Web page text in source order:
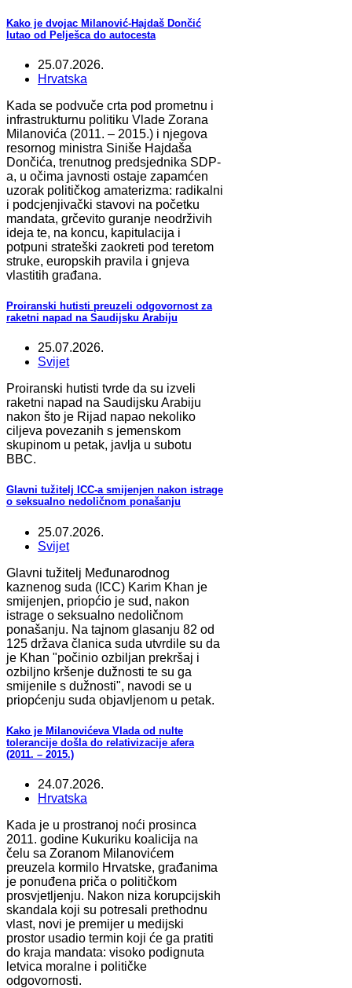
Kako je dvojac Milanović-Hajdaš Dončić
lutao od Pelješca do autocesta
25.07.2026.
Hrvatska
Kada se podvuče crta pod prometnu i
infrastrukturnu politiku Vlade Zorana
Milanovića (2011. – 2015.) i njegova
resornog ministra Siniše Hajdaša
Dončića, trenutnog predsjednika SDP-
a, u očima javnosti ostaje zapamćen
uzorak političkog amaterizma: radikalni
i podcjenjivački stavovi na početku
mandata, grčevito guranje neodrživih
ideja te, na koncu, kapitulacija i
potpuni strateški zaokreti pod teretom
struke, europskih pravila i gnjeva
vlastitih građana.
Proiranski hutisti preuzeli odgovornost za
raketni napad na Saudijsku Arabiju
25.07.2026.
Svijet
Proiranski hutisti tvrde da su izveli
raketni napad na Saudijsku Arabiju
nakon što je Rijad napao nekoliko
ciljeva povezanih s jemenskom
skupinom u petak, javlja u subotu
BBC.
Glavni tužitelj ICC-a smijenjen nakon istrage
o seksualno nedoličnom ponašanju
25.07.2026.
Svijet
Glavni tužitelj Međunarodnog
kaznenog suda (ICC) Karim Khan je
smijenjen, priopćio je sud, nakon
istrage o seksualno nedoličnom
ponašanju. Na tajnom glasanju 82 od
125 država članica suda utvrdile su da
je Khan "počinio ozbiljan prekršaj i
ozbiljno kršenje dužnosti te su ga
smijenile s dužnosti", navodi se u
priopćenju suda objavljenom u petak.
Kako je Milanovićeva Vlada od nulte
tolerancije došla do relativizacije afera
(2011. – 2015.)
24.07.2026.
Hrvatska
Kada je u prostranoj noći prosinca
2011. godine Kukuriku koalicija na
čelu sa Zoranom Milanovićem
preuzela kormilo Hrvatske, građanima
je ponuđena priča o političkom
prosvjetljenju. Nakon niza korupcijskih
skandala koji su potresali prethodnu
vlast, novi je premijer u medijski
prostor usadio termin koji će ga pratiti
do kraja mandata: visoko podignuta
letvica moralne i političke
odgovornosti.